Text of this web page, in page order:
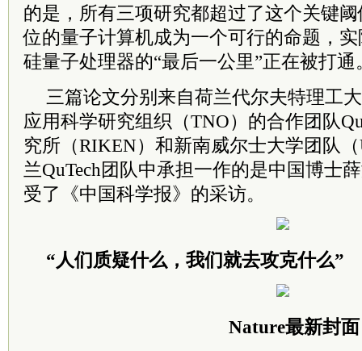
的是，所有三项研究都超过了这个关键
位的量子计算机成为一个可行的命题，
硅量子处理器的“最后一公里”正在被打通
三篇论文分别来自荷兰代尔夫特理工
应用科学研究组织（TNO）的合作团队
究所（RIKEN）和新南威尔士大学团队
兰QuTech团队中承担一作的是中国博士
受了《中国科学报》的采访。
“人们质疑什么，我们就去攻克什么”
Nature最新封面